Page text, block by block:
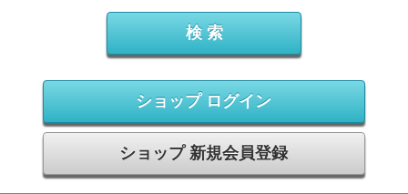
ショップ ログイン
ショップ 新規会員登録